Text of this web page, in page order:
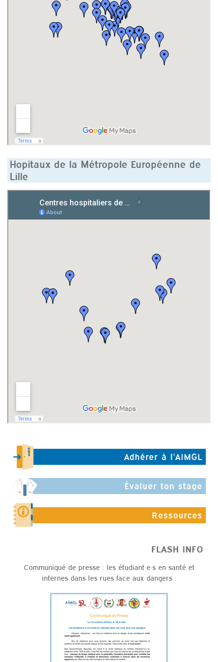
Hopitaux de la Métropole Européenne de
Lille
Adhérer à l'AIMGL
Évaluer ton stage
Ressources
FLASH INFO
Communiqué de presse : les étudiant·e·s en santé et
internes dans les rues face aux dangers :